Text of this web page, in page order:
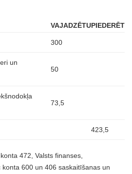
VAJADZĒTUPIEDERĒT
300
un
50
73,5
423,5
472, Valsts finanses,
600 un 406 saskaitīšanas un